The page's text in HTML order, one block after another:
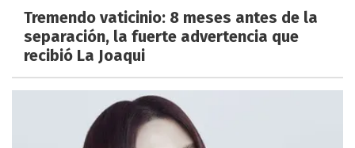
Tremendo vaticinio: 8 meses antes de la
separación, la fuerte advertencia que
recibió La Joaqui